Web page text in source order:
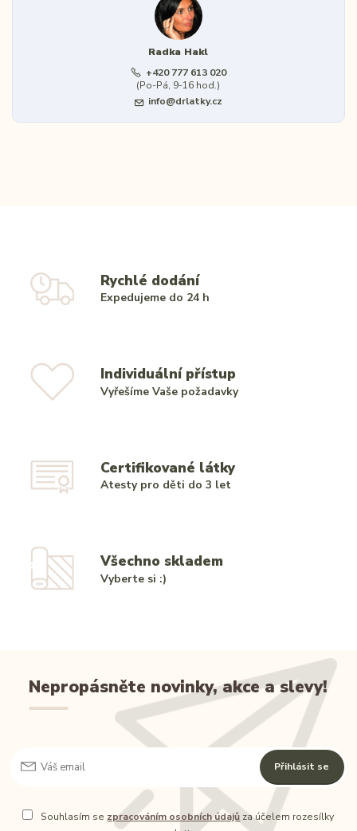
Radka Hakl
+420 777 613 020
(Po-Pá, 9-16 hod.)
info@drlatky.cz
Rychlé dodání
Expedujeme do 24 h
Individuální přístup
Vyřešíme Vaše požadavky
Certifikované látky
Atesty pro děti do 3 let
Všechno skladem
Vyberte si :)
Nepropásněte novinky, akce a slevy!
Přihlásit se
Souhlasím se zpracováním osobních údajů za účelem rozesílky